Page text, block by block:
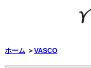
ホーム ＞VASCO